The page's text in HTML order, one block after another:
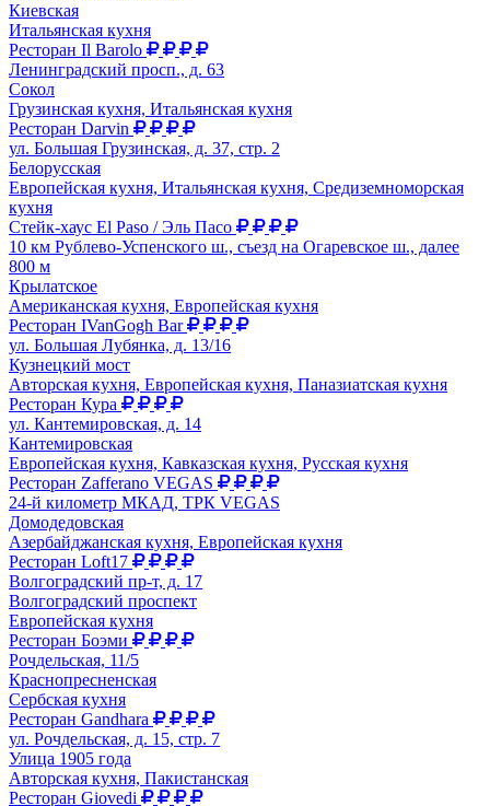
Киевская
Итальянская кухня
Ресторан Il Barolo
Ленинградский просп., д. 63
Сокол
Грузинская кухня, Итальянская кухня
Ресторан Darvin
ул. Большая Грузинская, д. 37, стр. 2
Белорусская
Европейская кухня, Итальянская кухня, Средиземноморская
кухня
Стейк-хаус El Paso / Эль Пасо
10 км Рублево-Успенcкого ш., съезд на Огаревское ш., далее
800 м
Крылатское
Американская кухня, Европейская кухня
Ресторан IVanGogh Bar
ул. Большая Лубянка, д. 13/16
Кузнецкий мост
Авторская кухня, Европейская кухня, Паназиатская кухня
Ресторан Кура
ул. Кантемировская, д. 14
Кантемировская
Европейская кухня, Кавказская кухня, Русская кухня
Ресторан Zafferano VEGAS
24-й километр МКАД, ТРК VEGAS
Домодедовская
Азербайджанская кухня, Европейская кухня
Ресторан Loft17
Волгоградский пр-т, д. 17
Волгоградский проспект
Европейская кухня
Ресторан Боэми
Рочдельская, 11/5
Краснопресненская
Сербская кухня
Ресторан Gandhara
ул. Рочдельская, д. 15, стр. 7
Улица 1905 года
Авторская кухня, Пакистанская
Ресторан Giovedi